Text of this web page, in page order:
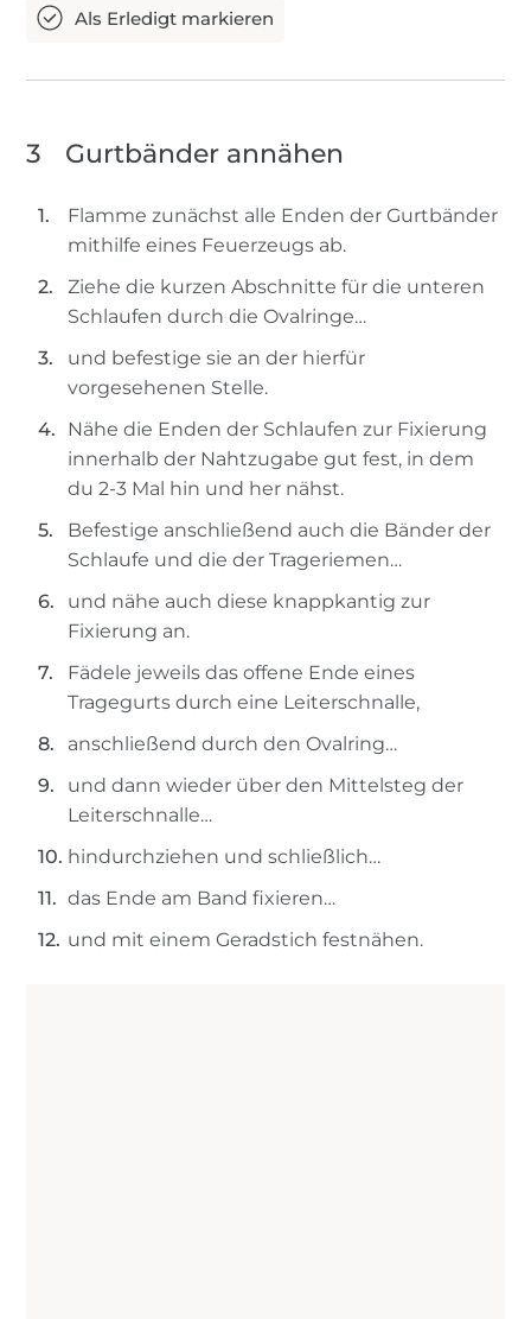
3 Gurtbänder annähen
Flamme zunächst alle Enden der Gurtbänder
mithilfe eines Feuerzeugs ab.
Ziehe die kurzen Abschnitte für die unteren
Schlaufen durch die Ovalringe…
und befestige sie an der hierfür
vorgesehenen Stelle.
Nähe die Enden der Schlaufen zur Fixierung
innerhalb der Nahtzugabe gut fest, in dem
du 2-3 Mal hin und her nähst.
Befestige anschließend auch die Bänder der
Schlaufe und die der Trageriemen…
und nähe auch diese knappkantig zur
Fixierung an.
Fädele jeweils das offene Ende eines
Tragegurts durch eine Leiterschnalle,
anschließend durch den Ovalring…
und dann wieder über den Mittelsteg der
Leiterschnalle…
hindurchziehen und schließlich…
das Ende am Band fixieren…
und mit einem Geradstich festnähen.